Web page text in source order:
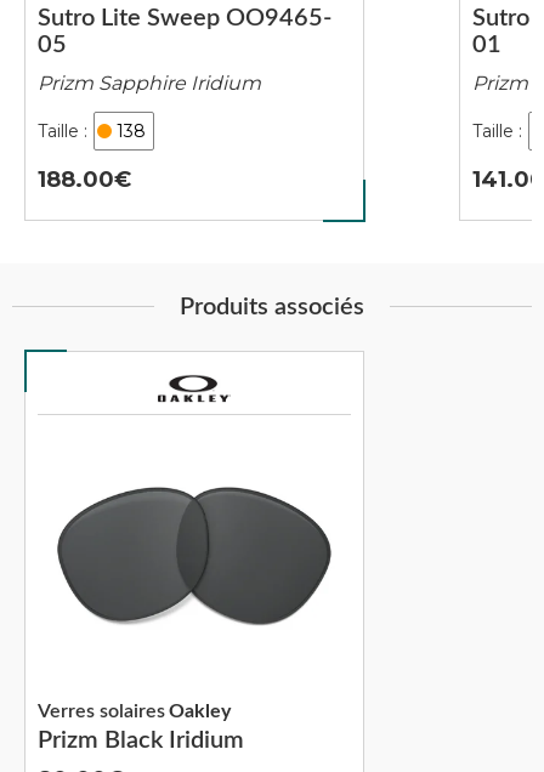
Sutro Lite Sweep OO9465-
05
Prizm Sapphire Iridium
138
188.00
Sutro
01
Prizm
Produits associés
Prizm Black Iridium
Verres solairesOakley